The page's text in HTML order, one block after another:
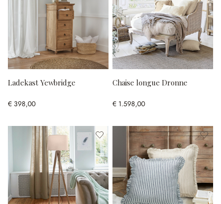
Ladekast Yewbridge
€ 398,00
Chaise longue Dronne
€ 1.598,00